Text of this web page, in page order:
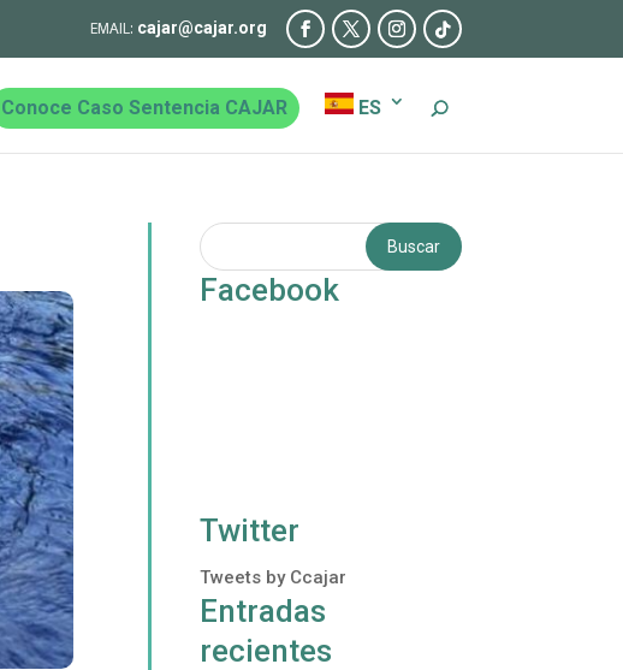
cajar@cajar.org
Conoce Caso Sentencia CAJAR ES
Facebook
Twitter
Tweets by Ccajar
Entradas
recientes